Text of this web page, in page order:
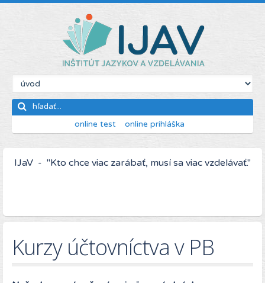
online test online prihláška
IJaV - "Kto chce viac zarábať, musí sa viac vzdelávať."
Kurzy účtovníctva v PB